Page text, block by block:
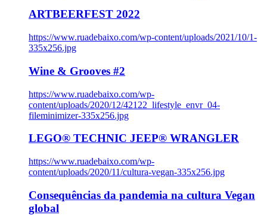
ARTBEERFEST 2022
https://www.ruadebaixo.com/wp-content/uploads/2021/10/1-
335x256.jpg
Wine & Grooves #2
https://www.ruadebaixo.com/wp-
content/uploads/2020/12/42122_lifestyle_envr_04-
fileminimizer-335x256.jpg
LEGO® TECHNIC JEEP® WRANGLER
https://www.ruadebaixo.com/wp-
content/uploads/2020/11/cultura-vegan-335x256.jpg
Consequências da pandemia na cultura Vegan
global